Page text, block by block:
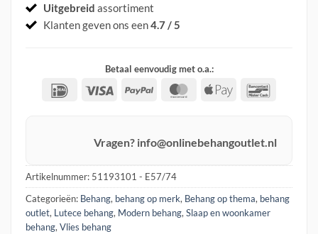
Uitgebreid assortiment
Klanten geven ons een4.7 / 5
Betaal eenvoudig met o.a.:
IDeal Visa PayPal MasterCard
Apple
Vragen? info@onlinebehangoutlet.nl
Artikelnummer: 51193101 - E57/74
Categorieën: Behang, behang op merk, Behang op thema, behang
outlet, Lutece behang, Modern behang,Slaap en woonkamer
behang,Vlies behang